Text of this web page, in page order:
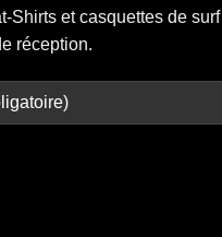
Shirts et casquettes de
réception.